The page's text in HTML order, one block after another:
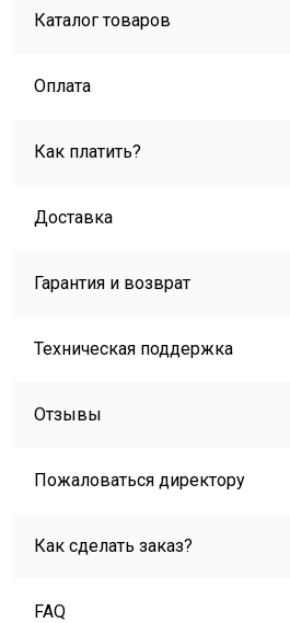
Каталог товаров
Оплата
Как платить?
Доставка
Гарантия и возврат
Техническая поддержка
Отзывы
Пожаловаться директору
Как сделать заказ?
FAQ